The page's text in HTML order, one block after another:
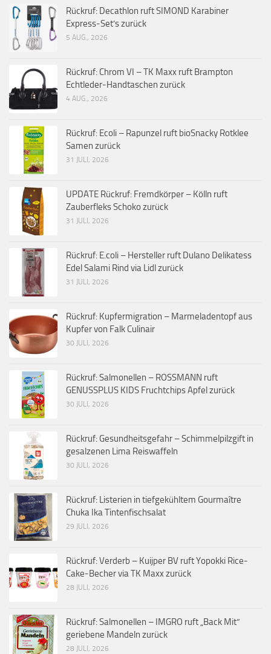
Rückruf: Decathlon ruft SIMOND Karabiner
Express-Set’s zurück
5 AUG., 2026
Rückruf: Chrom VI – TK Maxx ruft Brampton
Echtleder-Handtaschen zurück
4 AUG., 2026
Rückruf: Ecoli – Rapunzel ruft bioSnacky Rotklee
Samen zurück
31 JULI, 2026
UPDATE Rückruf: Fremdkörper – Kölln ruft
Zauberfleks Schoko zurück
31 JULI, 2026
Rückruf: E.coli – Hersteller ruft Dulano Delikatess
Edel Salami Rind via Lidl zurück
31 JULI, 2026
Rückruf: Kupfermigration – Marmeladentopf aus
Kupfer von Falk Culinair
30 JULI, 2026
Rückruf: Salmonellen – ROSSMANN ruft
GENUSSPLUS KIDS Fruchtchips Apfel zurück
30 JULI, 2026
Rückruf: Gesundheitsgefahr – Schimmelpilzgift in
gesalzenen Lima Reiswaffeln
30 JULI, 2026
Rückruf: Listerien in tiefgekühltem Gourmaître
Chuka Ika Tintenfischsalat
29 JULI, 2026
Rückruf: Verderb – Kuijper BV ruft Yopokki Rice-
Cake-Becher via TK Maxx zurück
28 JULI, 2026
Rückruf: Salmonellen – IMGRO ruft „Back Mit“
geriebene Mandeln zurück
28 JULI, 2026